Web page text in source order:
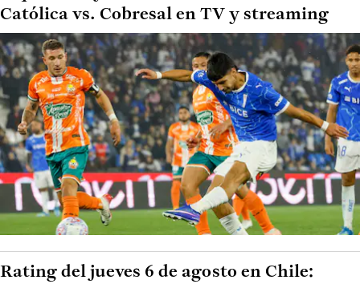
Católica vs. Cobresal en TV y streaming
Rating del jueves 6 de agosto en Chile: